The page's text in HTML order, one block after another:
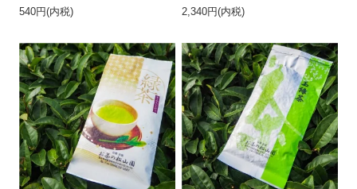
540円(内税) 2,340円(内税)